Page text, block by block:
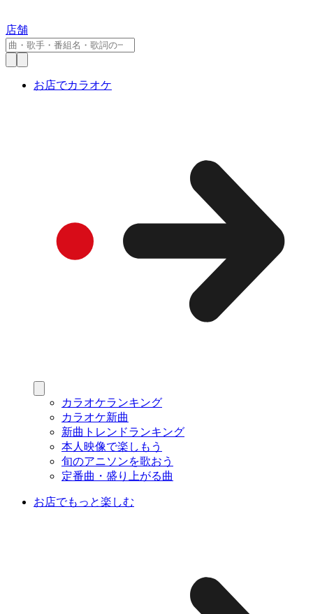
店舗
お店でカラオケ
カラオケランキング
カラオケ新曲
新曲トレンドランキング
本人映像で楽しもう
旬のアニソンを歌おう
定番曲・盛り上がる曲
お店でもっと楽しむ